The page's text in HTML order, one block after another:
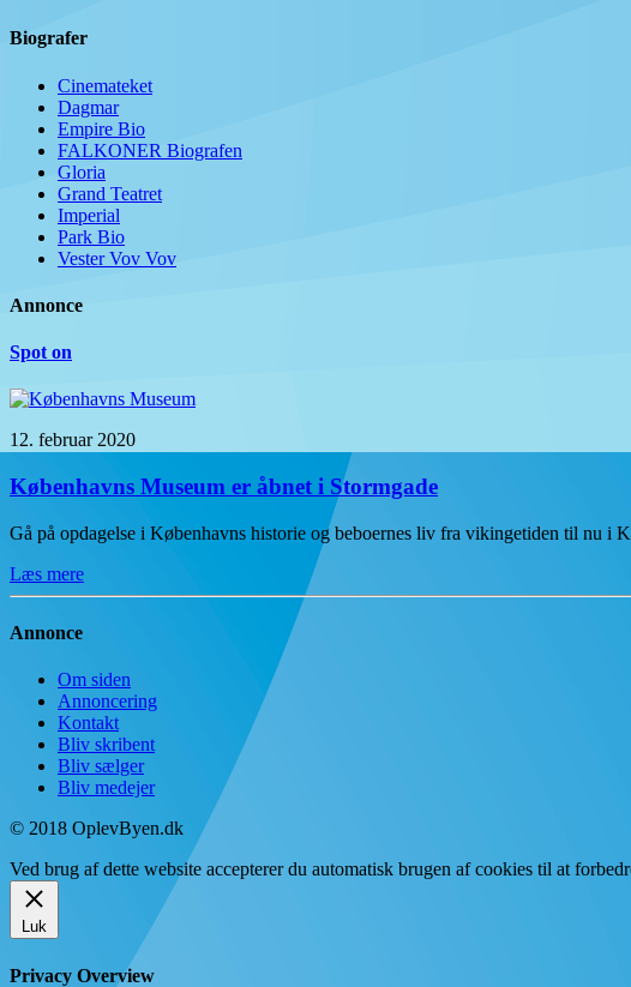
Biografer
Cinemateket
Dagmar
Empire Bio
FALKONER Biografen
Gloria
Grand Teatret
Imperial
Park Bio
Vester Vov Vov
Annonce
Spot on
12. februar 2020
Københavns Museum er åbnet i Stormgade
Gå på opdagelse i Københavns historie og beboernes liv fra vikingetiden til nu i
Læs mere
Annonce
Om siden
Annoncering
Kontakt
Bliv skribent
Bliv sælger
Bliv medejer
© 2018 OplevByen.dk
Ved brug af dette website accepterer du automatisk brugen af cookies til at
Luk
Privacy Overview